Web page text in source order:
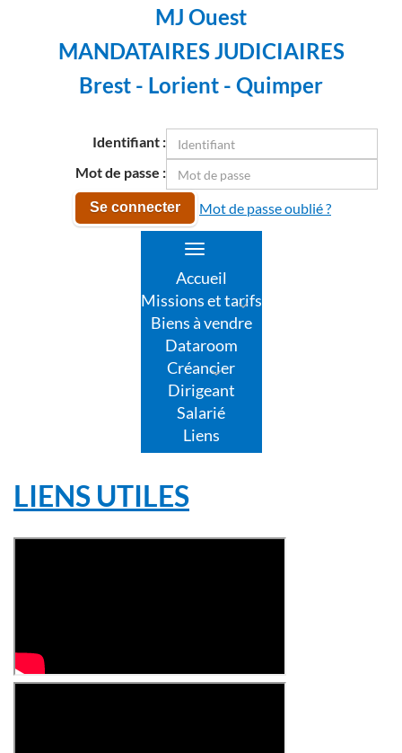
MJ Ouest
MANDATAIRES JUDICIAIRES
Brest - Lorient - Quimper
Identifiant :
Mot de passe :
Se connecter Mot de passe oublié ?
Toggle
navigation
Accueil
Missions et tarifs
Biens à vendre
Dataroom
Créancier
Dirigeant
Salarié
Liens
LIENS UTILES